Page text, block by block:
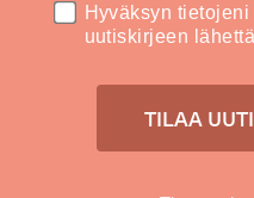
Hyväksyn tietojeni
uutiskirjeen